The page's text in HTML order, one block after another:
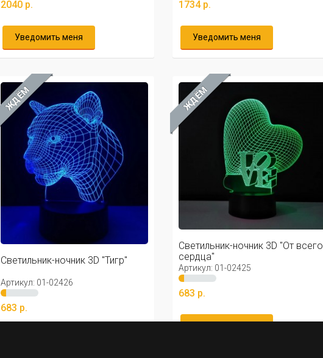
2040 р.
Уведомить меня
1734 р.
Уведомить меня
ЖДЁМ
Светильник-ночник 3D "Тигр"
Артикул: 01-02426
683 р.
ЖДЁМ
Светильник-ночник 3D "От всего
сердца"
Артикул: 01-02425
683 р.